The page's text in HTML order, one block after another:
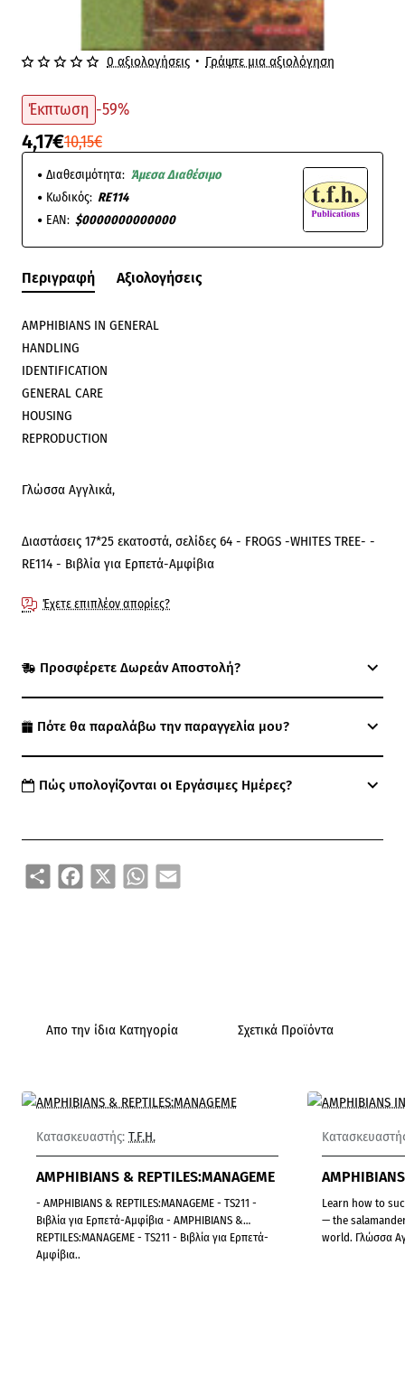
0 αξιολογήσεις • Γράψτε μια αξιολόγηση
Έκπτωση -59%
4,17€10,15€
Διαθεσιμότητα: Άμεσα Διαθέσιμο
Κωδικός: RE114
EAN: $0000000000000
Περιγραφή Αξιολογήσεις
AMPHIBIANS IN GENERAL
HANDLING
IDENTIFICATION
GENERAL CARE
HOUSING
REPRODUCTION
Γλώσσα Αγγλικά,
Διαστάσεις 17*25 εκατοστά, σελίδες 64 - FROGS -WHITES TREE- -
RE114 - Βιβλία για Ερπετά-Αμφίβια
Έχετε επιπλέον απορίες?
Προσφέρετε Δωρεάν Αποστολή?
Πότε θα παραλάβω την παραγγελία μου?
Πώς υπολογίζονται οι Εργάσιμες Ημέρες?
Share Facebook
X WhatsAppEmail
Απο την ίδια Κατηγορία Σχετικά Προϊόντα
Κατασκευαστής: T.F.H.
AMPHIBIANS & REPTILES:MANAGEME
- AMPHIBIANS & REPTILES:MANAGEME - TS211 -
Βιβλία για Ερπετά-Αμφίβια - AMPHIBIANS &
REPTILES:MANAGEME - TS211 - Βιβλία για Ερπετά-
Αμφίβια..
Learn how to successfully
— the salamanders, frogs, and caecilians of the
world. Γλώσσα